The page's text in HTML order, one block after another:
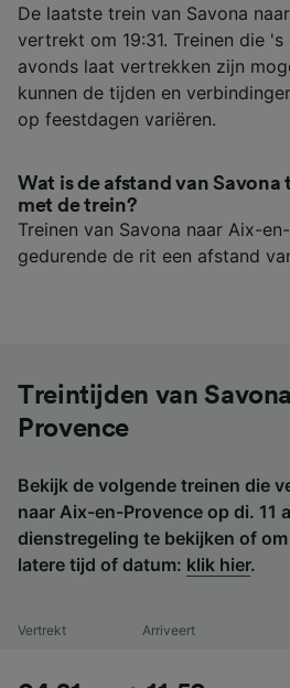
De laatste trein van Savona
vertrekt om 19:31. Treinen die
avonds laat vertrekken zijn
kunnen de tijden en
op feestdagen variëren.
Wat is de afstand van
met de trein?
Treinen van Savona naar Aix-
gedurende de rit een afstand
Treintijden van
Provence
Bekijk de volgende treinen die
naar Aix-en-Provence op di. 11
dienstregeling te bekijken of
latere tijd of datum: klik hier.
Vertrekt Arriveert